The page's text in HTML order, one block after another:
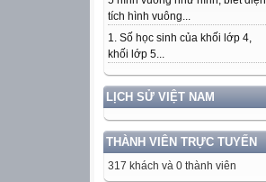
tích hình vuông...
1. Số học sinh của khối lớp 4,
khối lớp 5...
LỊCH SỬ VIỆT NAM
THÀNH VIÊN TRỰC TUYẾN
317 khách và 0 thành viên